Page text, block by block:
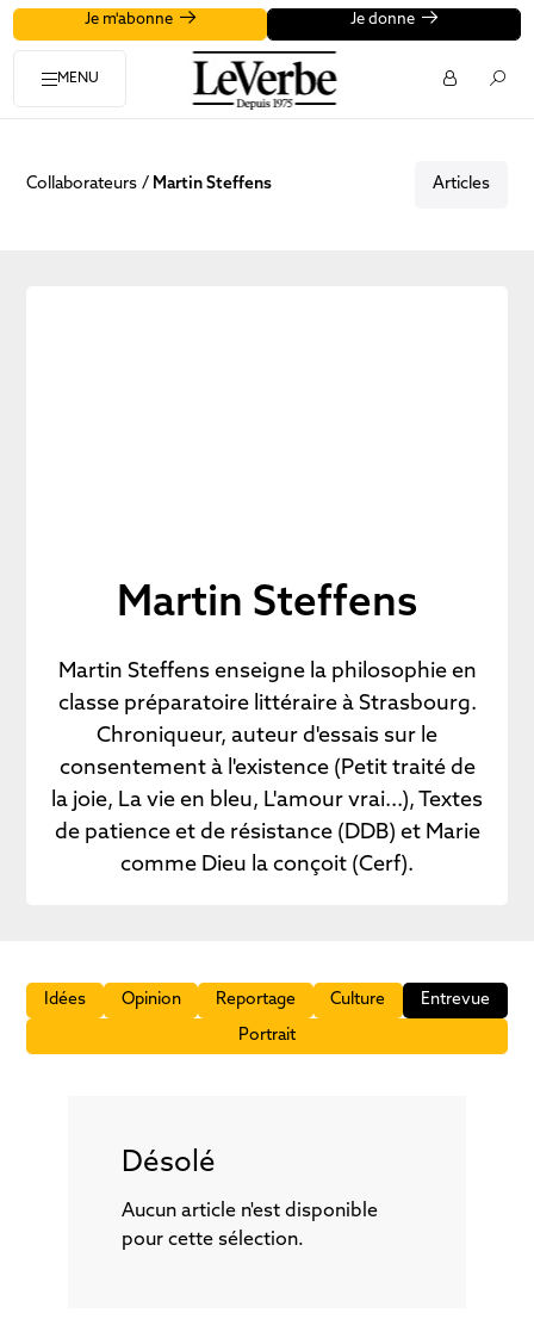
Je m'abonne Je donne
MENU
Collaborateurs Martin Steffens Articles
Martin Steffens
Martin Steffens enseigne la philosophie en
classe préparatoire littéraire à Strasbourg.
Chroniqueur, auteur d'essais sur le
consentement à l'existence (Petit traité de
la joie, La vie en bleu, L'amour vrai...), Textes
de patience et de résistance (DDB) et Marie
comme Dieu la conçoit (Cerf).
Idées Opinion Reportage Culture
Entrevue
Portrait
Désolé
Aucun article n'est disponible
pour cette sélection.